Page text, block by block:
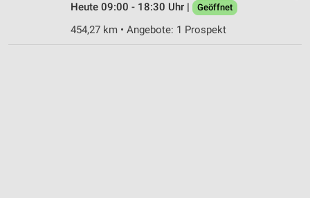
Heute 09:00 - 18:30 Uhr |
Geöffnet
454,27 km • Angebote: 1 Prospekt